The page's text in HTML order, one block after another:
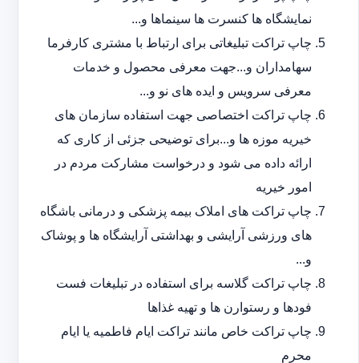
نمایشگاه ها کنسرت ها سینماها و...
چاپ تراکت تبلیغاتی برای ارتباط با مشتری کارفرما
سهامداران و...جهت معرفی محصول و خدمات
معرفی سرویس و ایده های نو و...
چاپ تراکت اختصاصی جهت استفاده سازمان های
خیریه موزه ها و...برای توضیحی جزئی از کاری که
ارائه داده می شود و درخواست مشارکت مردم در
امور خیریه
چاپ تراکت های املاک بیمه پزشکی و درمانی باشگاه
های ورزشی آرایشی و بهداشتی آرایشگاه ها و پوشاک
و...
چاپ تراکت گلاسه برای استفاده در تبلیغات فست
فودها و رستوارن ها و تهیه غذاها
چاپ تراکت خاص مانند تراکت ایام فاطمیه یا ایام
محرم